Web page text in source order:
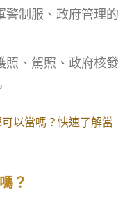
警制服、政府管理的
照、駕照、政府核發
以當嗎？快速了解當
？